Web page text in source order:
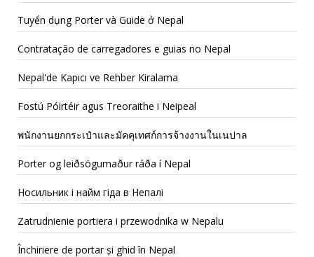
Tuyển dụng Porter và Guide ở Nepal
Contratação de carregadores e guias no Nepal
Nepal'de Kapıcı ve Rehber Kiralama
Fostú Póirtéir agus Treoraithe i Neipeal
พนักงานยกกระเป๋าและมัคคุเทศก์การจ้างงานในเนปาล
Porter og leiðsögumaður ráða í Nepal
Носильник і найм гіда в Непалі
Zatrudnienie portiera i przewodnika w Nepalu
Închiriere de portar și ghid în Nepal